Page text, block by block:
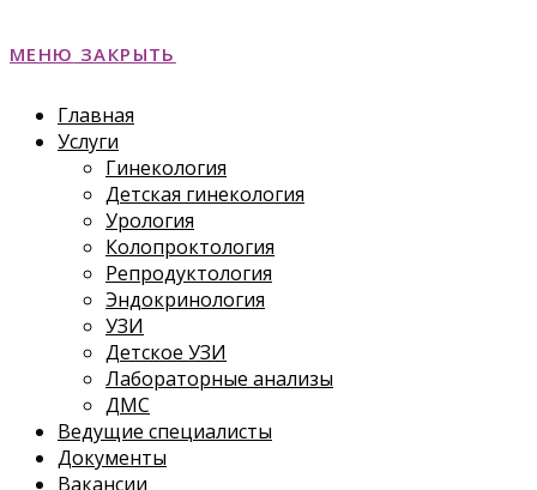
МЕНЮ ЗАКРЫТЬ
Главная
Услуги
Гинекология
Детская гинекология
Урология
Колопроктология
Репродуктология
Эндокринология
УЗИ
Детское УЗИ
Лабораторные анализы
ДМС
Ведущие специалисты
Документы
Вакансии